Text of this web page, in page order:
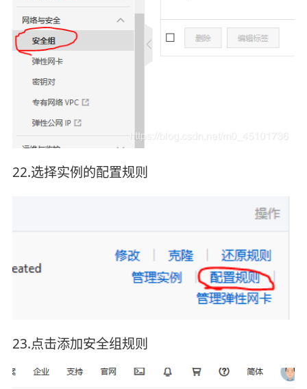
22.选择实例的配置规则
23.点击添加安全组规则